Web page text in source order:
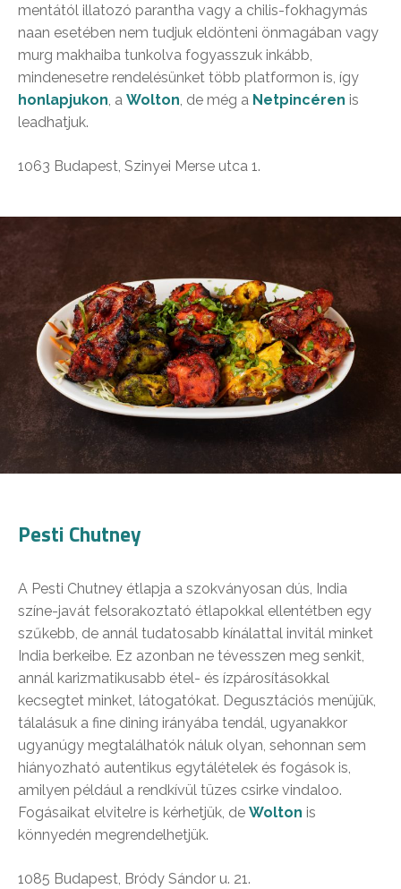
mentától illatozó parantha vagy a chilis-fokhagymás
naan esetében nem tudjuk eldönteni önmagában vagy
murg makhaiba tunkolva fogyasszuk inkább,
mindenesetre rendelésünket több platformon is, így
honlapjukon , a Wolton , de még a Netpincéren is
leadhatjuk.
1063 Budapest, Szinyei Merse utca 1.
Pesti Chutney
A Pesti Chutney étlapja a szokványosan dús, India
színe-javát felsorakoztató étlapokkal ellentétben egy
szűkebb, de annál tudatosabb kínálattal invitál minket
India berkeibe. Ez azonban ne tévesszen meg senkit,
annál karizmatikusabb étel- és ízpárosításokkal
kecsegtet minket, látogatókat. Degusztációs menüjük,
tálalásuk a fine dining irányába tendál, ugyanakkor
ugyanúgy megtalálhatók náluk olyan, sehonnan sem
hiányozható autentikus egytálételek és fogások is,
amilyen például a rendkívül tüzes csirke vindaloo.
Fogásaikat elvitelre is kérhetjük, de Wolton is
könnyedén megrendelhetjük.
1085 Budapest, Bródy Sándor u. 21.